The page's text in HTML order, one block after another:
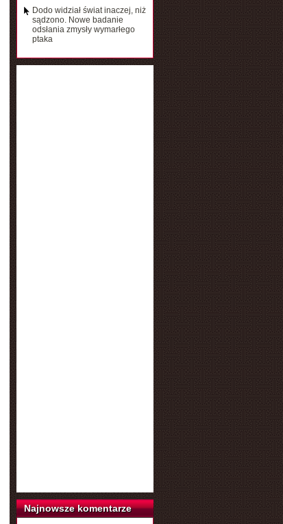
Dodo widział świat inaczej, niż
sądzono. Nowe badanie
odsłania zmysły wymarłego
ptaka
Najnowsze komentarze